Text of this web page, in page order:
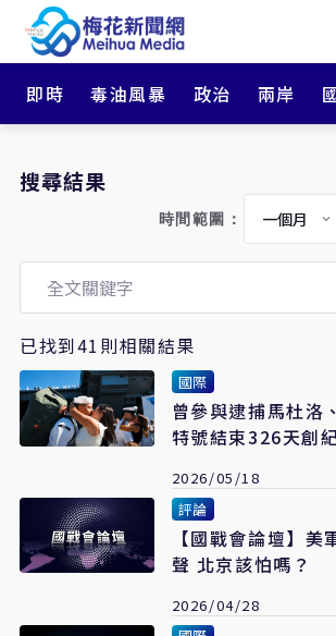
即時 毒油風暴 政治 兩岸
搜尋結果
時間範圍：
已找到41則相關結果
國際
曾參與逮捕馬杜
特號結束326天創
2026/05/18
評論
【國戰會論壇】美
聲 北京該怕嗎？
2026/04/28